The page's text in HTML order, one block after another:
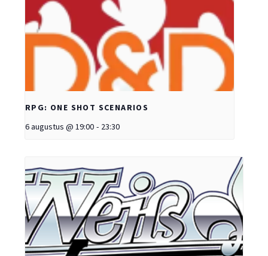
RPG: ONE SHOT SCENARIOS
6 augustus @ 19:00 - 23:30